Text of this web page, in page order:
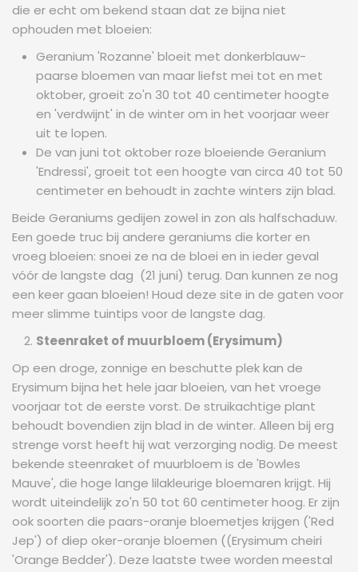
die er echt om bekend staan dat ze bijna niet
ophouden met bloeien:
Geranium 'Rozanne' bloeit met donkerblauw-
paarse bloemen van maar liefst mei tot en met
oktober, groeit zo'n 30 tot 40 centimeter hoogte
en 'verdwijnt' in de winter om in het voorjaar weer
uit te lopen.
De van juni tot oktober roze bloeiende Geranium
'Endressi', groeit tot een hoogte van circa 40 tot 50
centimeter en behoudt in zachte winters zijn blad.
Beide Geraniums gedijen zowel in zon als halfschaduw.
Een goede truc bij andere geraniums die korter en
vroeg bloeien: snoei ze na de bloei en in ieder geval
vóór de langste dag (21 juni) terug. Dan kunnen ze nog
een keer gaan bloeien! Houd deze site in de gaten voor
meer slimme tuintips voor de langste dag.
Steenraket of muurbloem (Erysimum)
Op een droge, zonnige en beschutte plek kan de
Erysimum bijna het hele jaar bloeien, van het vroege
voorjaar tot de eerste vorst. De struikachtige plant
behoudt bovendien zijn blad in de winter. Alleen bij erg
strenge vorst heeft hij wat verzorging nodig. De meest
bekende steenraket of muurbloem is de 'Bowles
Mauve', die hoge lange lilakleurige bloemaren krijgt. Hij
wordt uiteindelijk zo'n 50 tot 60 centimeter hoog. Er zijn
ook soorten die paars-oranje bloemetjes krijgen ('Red
Jep') of diep oker-oranje bloemen ((Erysimum cheiri
'Orange Bedder'). Deze laatste twee worden meestal